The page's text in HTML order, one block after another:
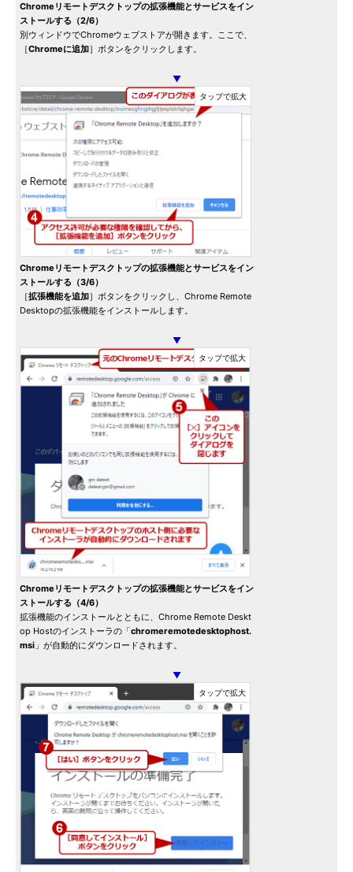
Chromeリモートデスクトップの拡張機能とサービスをイン
ストールする（2/6）
別ウィンドウでChromeウェブストアが開きます。ここで、
［Chromeに追加］ボタンをクリックします。
▼
Chromeリモートデスクトップの拡張機能とサービスをイン
ストールする（3/6）
［拡張機能を追加］ボタンをクリックし、Chrome Remote
Desktopの拡張機能をインストールします。
▼
Chromeリモートデスクトップの拡張機能とサービスをイン
ストールする（4/6）
拡張機能のインストールとともに、Chrome Remote Deskt
op Hostのインストーラの「chromeremotedesktophost.
msi 」が自動的にダウンロードされます。
▼